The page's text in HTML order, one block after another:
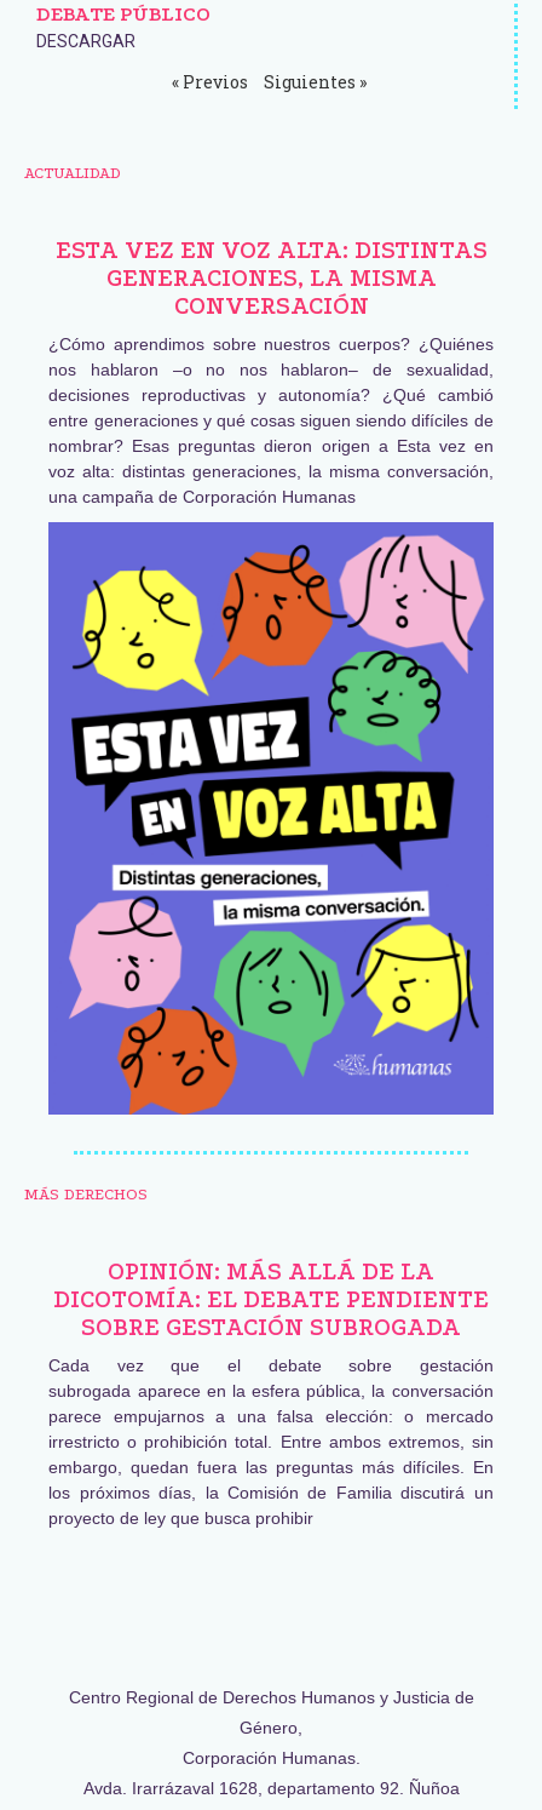
DEBATE PÚBLICO
DESCARGAR
« Previos Siguientes »
ACTUALIDAD
ESTA VEZ EN VOZ ALTA: DISTINTAS
GENERACIONES, LA MISMA
CONVERSACIÓN
¿Cómo aprendimos sobre nuestros cuerpos? ¿Quiénes
nos hablaron –o no nos hablaron– de sexualidad,
decisiones reproductivas y autonomía? ¿Qué cambió
entre generaciones y qué cosas siguen siendo difíciles de
nombrar? Esas preguntas dieron origen a Esta vez en
voz alta: distintas generaciones, la misma conversación,
una campaña de Corporación Humanas
MÁS DERECHOS
OPINIÓN: MÁS ALLÁ DE LA
DICOTOMÍA: EL DEBATE PENDIENTE
SOBRE GESTACIÓN SUBROGADA
Cada vez que el debate sobre gestación
subrogada aparece en la esfera pública, la conversación
parece empujarnos a una falsa elección: o mercado
irrestricto o prohibición total. Entre ambos extremos, sin
embargo, quedan fuera las preguntas más difíciles. En
los próximos días, la Comisión de Familia discutirá un
proyecto de ley que busca prohibir
Centro Regional de Derechos Humanos y Justicia de
Género,
Corporación Humanas.
Avda. Irarrázaval 1628, departamento 92. Ñuñoa